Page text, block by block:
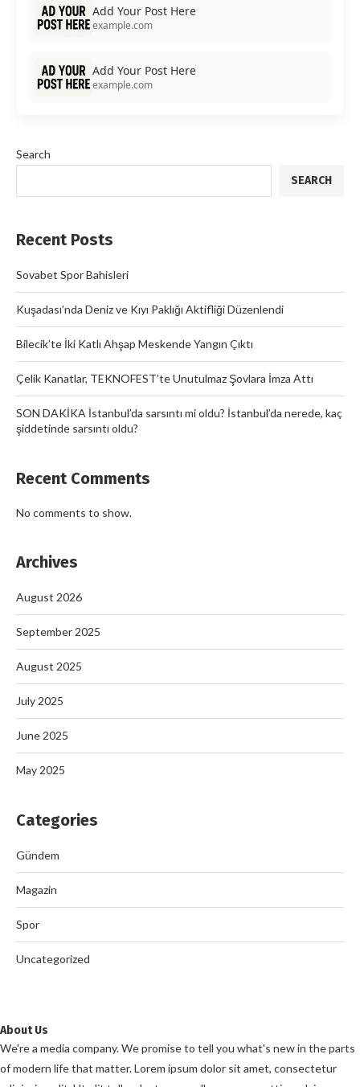
Add Your Post Here
example.com
Add Your Post Here
example.com
Search
SEARCH
Recent Posts
Sovabet Spor Bahisleri
Kuşadası’nda Deniz ve Kıyı Paklığı Aktifliği Düzenlendi
Bilecik’te İki Katlı Ahşap Meskende Yangın Çıktı
Çelik Kanatlar, TEKNOFEST’te Unutulmaz Şovlara İmza Attı
SON DAKİKA İstanbul’da sarsıntı mi oldu? İstanbul’da nerede, kaç
şiddetinde sarsıntı oldu?
Recent Comments
No comments to show.
Archives
August 2026
September 2025
August 2025
July 2025
June 2025
May 2025
Categories
Gündem
Magazin
Spor
Uncategorized
About Us
We're a media company. We promise to tell you what's new in the parts
of modern life that matter. Lorem ipsum dolor sit amet, consectetur